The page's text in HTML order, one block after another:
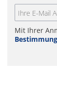
Mit Ihrer